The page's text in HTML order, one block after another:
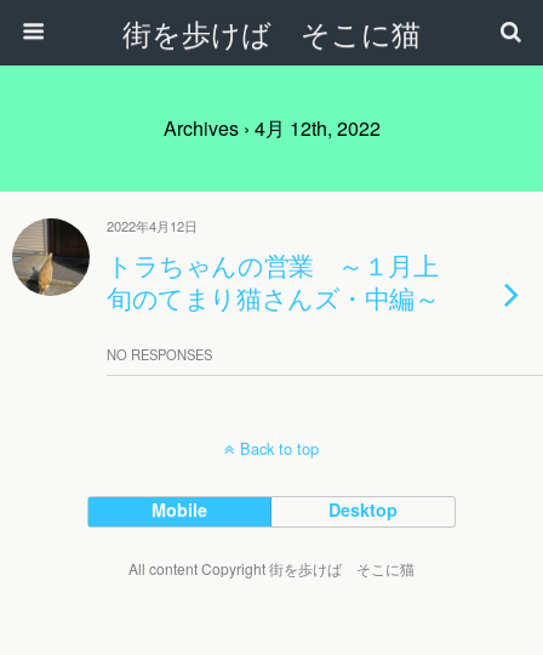
街を歩けば そこに猫
Archives › 4月 12th, 2022
2022年4月12日
トラちゃんの営業 ～１月上
旬のてまり猫さんズ・中編～
NO RESPONSES
Back to top
Mobile Desktop
All content Copyright 街を歩けば そこに猫